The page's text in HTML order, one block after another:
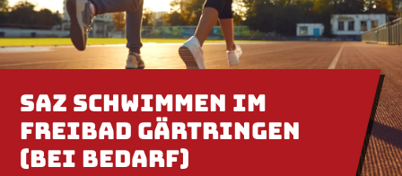
SAZ Schwimmen im
Freibad Gärtringen
(bei Bedarf)